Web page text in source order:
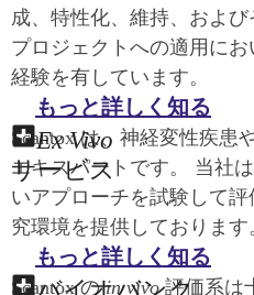
成、特性化、維持、およ
プロジェクトへの適用に
経験を有しています。
もっと詳しく知る
Ex Vivo
サービス
Scantox は、神経変性疾患
エキスパートです。 当社
いアプローチを試験して
究環境を提供しております
もっと詳しく知る
バイオバンク
Scantox のin vivo評価系は